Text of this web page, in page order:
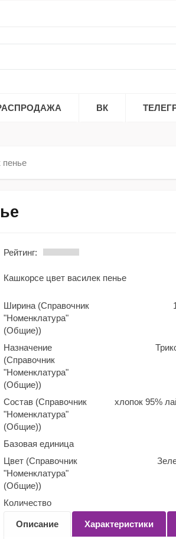
ВК
пенье
Рейтинг:
Кашкорсе цвет василек пенье
Ширина (Справочник
"Номенклатура"
(Общие))
Назначение
(Справочник
"Номенклатура"
(Общие))
Состав (Справочник
"Номенклатура"
(Общие))
хлопок 95%
Базовая единица
Цвет (Справочник
"Номенклатура"
(Общие))
Количество
"Номенклатура"
Описание Характеристики